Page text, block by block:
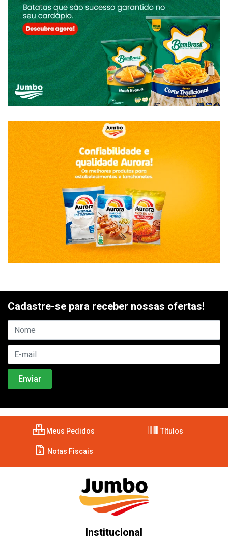
Cadastre-se para receber nossas ofertas!
Meus Pedidos Títulos
Notas Fiscais
Institucional